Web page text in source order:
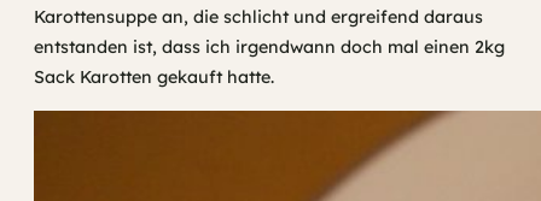
Karottensuppe an, die schlicht und ergreifend daraus
entstanden ist, dass ich irgendwann doch mal einen 2kg
Sack Karotten gekauft hatte.